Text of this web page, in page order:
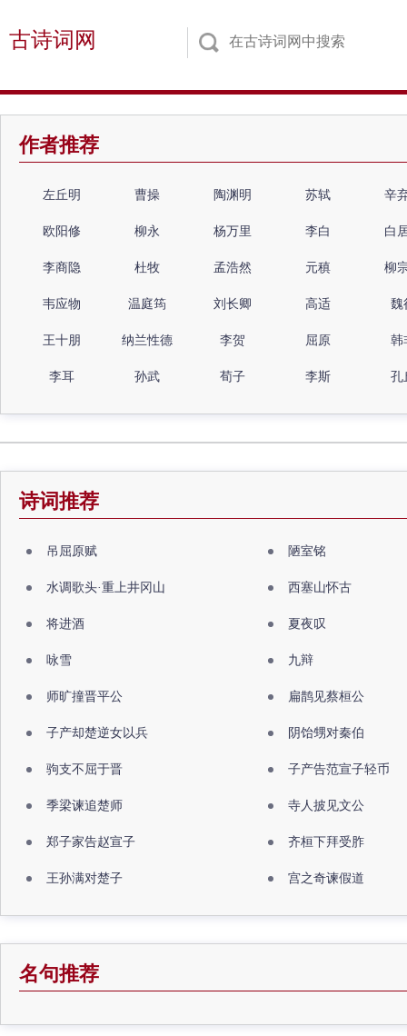
古诗词网
作者推荐
左丘明 曹操 陶渊明 苏轼 辛
欧阳修 柳永 杨万里 李白 白
李商隐 杜牧 孟浩然 元稹 柳
韦应物 温庭筠 刘长卿 高适 魏
王十朋 纳兰性德 李贺 屈原 韩
李耳 孙武 荀子 李斯 孔
诗词推荐
吊屈原赋 陋室铭
水调歌头·重上井冈山 西塞山怀古
将进酒 夏夜叹
咏雪 九辩
师旷撞晋平公 扁鹊见蔡桓公
子产却楚逆女以兵 阴饴甥对秦伯
驹支不屈于晋 子产告范宣子轻币
季梁谏追楚师 寺人披见文公
郑子家告赵宣子 齐桓下拜受胙
王孙满对楚子 宫之奇谏假道
名句推荐